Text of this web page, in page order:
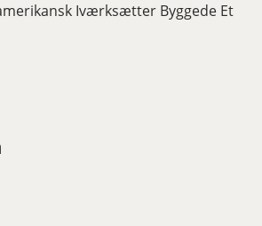
Iværksætter Byggede Et